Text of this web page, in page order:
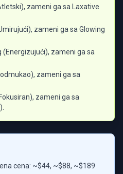
zameni ga sa Laxative
zameni ga sa Glowing
(Energizujući), zameni ga sa
zameni ga sa
zameni ga sa
cena: ~$44, ~$88, ~$189